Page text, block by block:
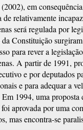
em
relativamente
será regulada por
Constituição
para rever a
A partir de 1991,
e por deputados
e para adequar a
1994, uma proposta
aprovada por uma
mas encontra-se